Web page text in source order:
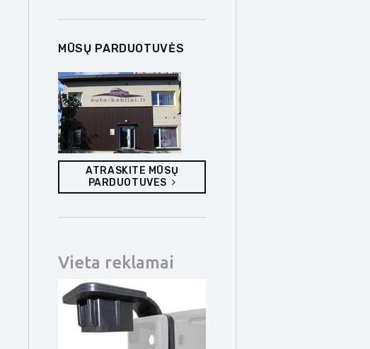
MŪSŲ PARDUOTUVĖS
ATRASKITE MŪSŲ
PARDUOTUVES
Vieta reklamai